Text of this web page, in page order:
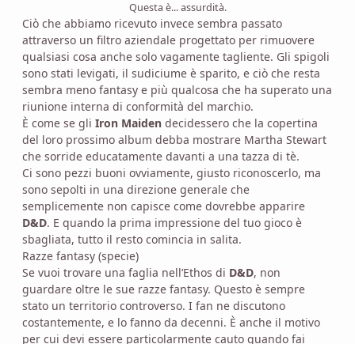
Questa è... assurdità.
Ciò che abbiamo ricevuto invece sembra passato
attraverso un filtro aziendale progettato per rimuovere
qualsiasi cosa anche solo vagamente tagliente. Gli spigoli
sono stati levigati, il sudiciume è sparito, e ciò che resta
sembra meno fantasy e più qualcosa che ha superato una
riunione interna di conformità del marchio.
È come se gli Iron Maiden decidessero che la copertina
del loro prossimo album debba mostrare Martha Stewart
che sorride educatamente davanti a una tazza di tè.
Ci sono pezzi buoni ovviamente, giusto riconoscerlo, ma
sono sepolti in una direzione generale che
semplicemente non capisce come dovrebbe apparire
D&D. E quando la prima impressione del tuo gioco è
sbagliata, tutto il resto comincia in salita.
Razze fantasy (specie)
Se vuoi trovare una faglia nell’Ethos di D&D, non
guardare oltre le sue razze fantasy. Questo è sempre
stato un territorio controverso. I fan ne discutono
costantemente, e lo fanno da decenni. È anche il motivo
per cui devi essere particolarmente cauto quando fai